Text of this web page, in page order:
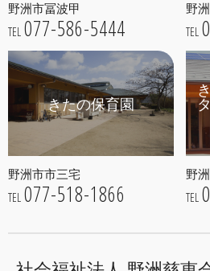
野洲市冨波甲
TEL 077-586-5444
野
TEL
きたの保育園
野洲市市三宅
TEL 077-518-1866
野
TEL